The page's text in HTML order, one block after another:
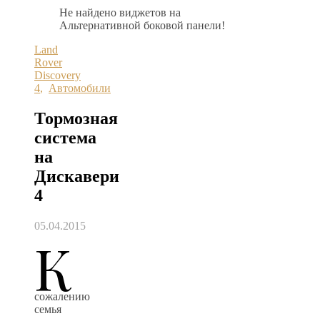
Не найдено виджетов на
Альтернативной боковой панели!
Land
Rover
Discovery
4, Автомобили
Тормозная
система
на
Дискавери
4
05.04.2015
К
сожалению
семья